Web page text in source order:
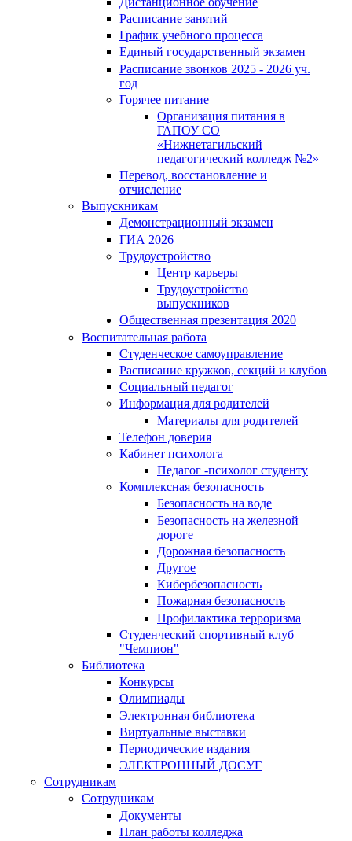
Расписание занятий
График учебного процесса
Единый государственный экзамен
Расписание звонков 2025 - 2026 уч.
год
Горячее питание
Организация питания в
ГАПОУ СО
«Нижнетагильский
педагогический колледж №2»
Перевод, восстановление и
отчисление
Выпускникам
Демонстрационный экзамен
ГИА 2026
Трудоустройство
Центр карьеры
Трудоустройство
выпускников
Общественная презентация 2020
Воспитательная работа
Студенческое самоуправление
Расписание кружков, секций и клубов
Социальный педагог
Информация для родителей
Материалы для родителей
Телефон доверия
Кабинет психолога
Педагог -психолог студенту
Комплексная безопасность
Безопасность на воде
Безопасность на железной
дороге
Дорожная безопасность
Другое
Кибербезопасность
Пожарная безопасность
Профилактика терроризма
Студенческий спортивный клуб
"Чемпион"
Библиотека
Конкурсы
Олимпиады
Электронная библиотека
Виртуальные выставки
Периодические издания
ЭЛЕКТРОННЫЙ ДОСУГ
Сотрудникам
Сотрудникам
Документы
План работы колледжа